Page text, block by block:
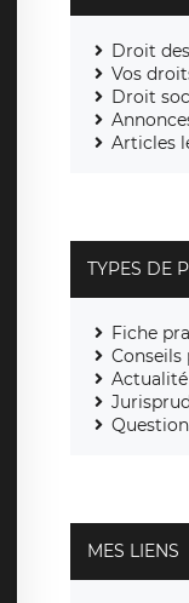
Droit
Vos
Droit
Articles
TYPES DE
Fiche
Conseils
MES LIENS